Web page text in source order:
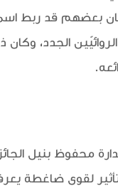
بعضهم قد ربط
الجدد،
محفوظ بنيل
لقوى ضاغطة